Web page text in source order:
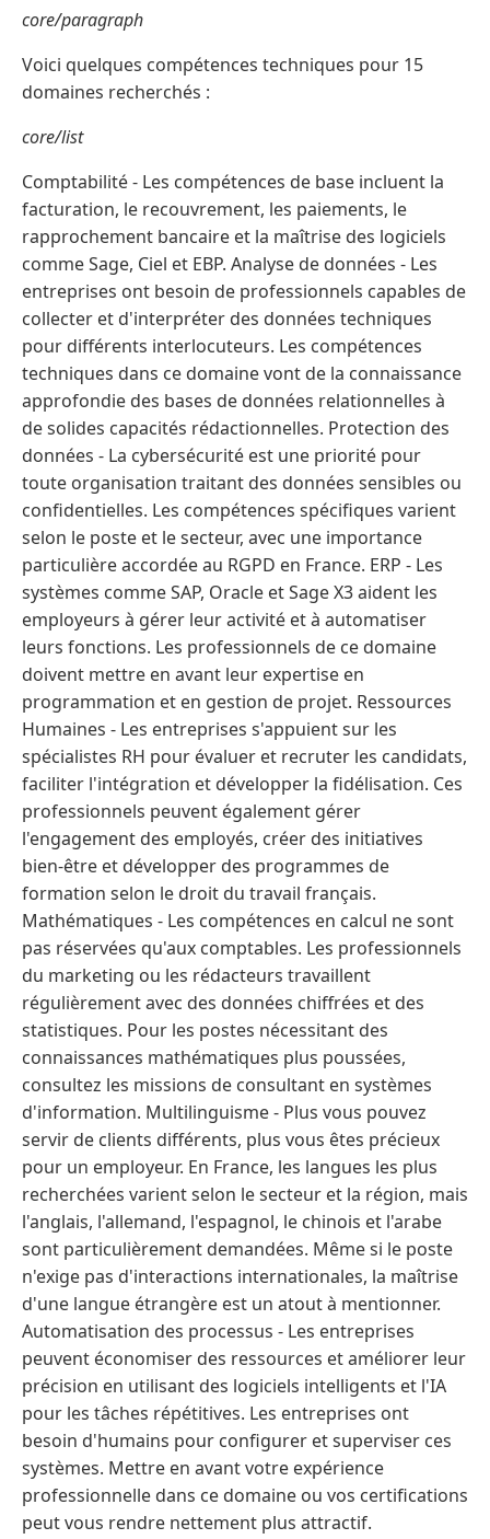
core/paragraph
Voici quelques compétences techniques pour 15
domaines recherchés :
core/list
Comptabilité - Les compétences de base incluent la
facturation, le recouvrement, les paiements, le
rapprochement bancaire et la maîtrise des logiciels
comme Sage, Ciel et EBP. Analyse de données - Les
entreprises ont besoin de professionnels capables de
collecter et d'interpréter des données techniques
pour différents interlocuteurs. Les compétences
techniques dans ce domaine vont de la connaissance
approfondie des bases de données relationnelles à
de solides capacités rédactionnelles. Protection des
données - La cybersécurité est une priorité pour
toute organisation traitant des données sensibles ou
confidentielles. Les compétences spécifiques varient
selon le poste et le secteur, avec une importance
particulière accordée au RGPD en France. ERP - Les
systèmes comme SAP, Oracle et Sage X3 aident les
employeurs à gérer leur activité et à automatiser
leurs fonctions. Les professionnels de ce domaine
doivent mettre en avant leur expertise en
programmation et en gestion de projet. Ressources
Humaines - Les entreprises s'appuient sur les
spécialistes RH pour évaluer et recruter les candidats,
faciliter l'intégration et développer la fidélisation. Ces
professionnels peuvent également gérer
l'engagement des employés, créer des initiatives
bien-être et développer des programmes de
formation selon le droit du travail français.
Mathématiques - Les compétences en calcul ne sont
pas réservées qu'aux comptables. Les professionnels
du marketing ou les rédacteurs travaillent
régulièrement avec des données chiffrées et des
statistiques. Pour les postes nécessitant des
connaissances mathématiques plus poussées,
consultez les missions de consultant en systèmes
d'information. Multilinguisme - Plus vous pouvez
servir de clients différents, plus vous êtes précieux
pour un employeur. En France, les langues les plus
recherchées varient selon le secteur et la région, mais
l'anglais, l'allemand, l'espagnol, le chinois et l'arabe
sont particulièrement demandées. Même si le poste
n'exige pas d'interactions internationales, la maîtrise
d'une langue étrangère est un atout à mentionner.
Automatisation des processus - Les entreprises
peuvent économiser des ressources et améliorer leur
précision en utilisant des logiciels intelligents et l'IA
pour les tâches répétitives. Les entreprises ont
besoin d'humains pour configurer et superviser ces
systèmes. Mettre en avant votre expérience
professionnelle dans ce domaine ou vos certifications
peut vous rendre nettement plus attractif.